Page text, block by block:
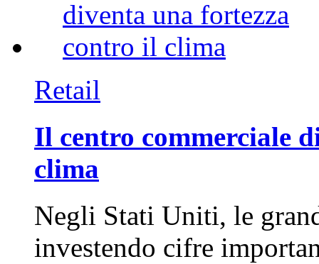
Retail
Il centro commerciale
clima
Negli Stati Uniti, le
investendo cifre